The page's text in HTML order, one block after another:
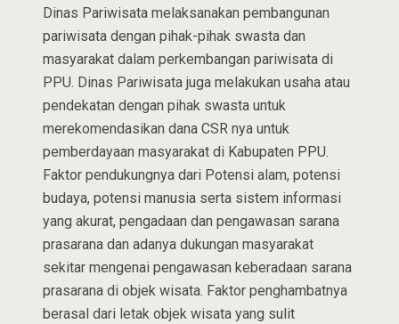
Dinas Pariwisata melaksanakan pembangunan
pariwisata dengan pihak-pihak swasta dan
masyarakat dalam perkembangan pariwisata di
PPU. Dinas Pariwisata juga melakukan usaha atau
pendekatan dengan pihak swasta untuk
merekomendasikan dana CSR nya untuk
pemberdayaan masyarakat di Kabupaten PPU.
Faktor pendukungnya dari Potensi alam, potensi
budaya, potensi manusia serta sistem informasi
yang akurat, pengadaan dan pengawasan sarana
prasarana dan adanya dukungan masyarakat
sekitar mengenai pengawasan keberadaan sarana
prasarana di objek wisata. Faktor penghambatnya
berasal dari letak objek wisata yang sulit